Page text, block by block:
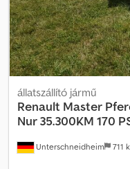
Unterschneidheim 711
állatszállító jármű
Renault Master
Nur 35.300KM 170